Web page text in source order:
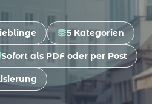
5 Kategorien
Sofort als PDF oder per Post